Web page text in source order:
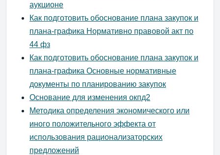
аукционе
Как подготовить обоснование плана закупок и
плана-графика Нормативно правовой акт по
44 фз
Как подготовить обоснование плана закупок и
плана-графика Основные нормативные
документы по планированию закупок
Основание для изменения окпд2
Методика определения экономического или
иного положительного эффекта от
использования рационализаторских
предложений